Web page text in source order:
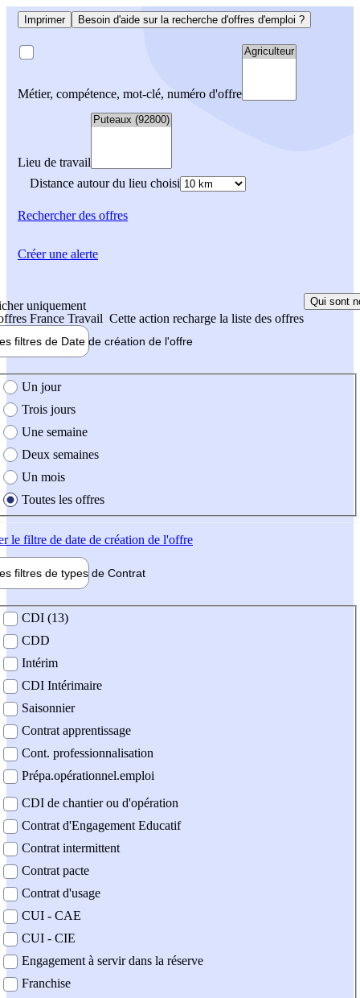
Imprimer Besoin d'aide sur la recherche d'offres d'emploi ?
Métier, compétence, mot-clé, numéro d'offre
Lieu de travail
Distance autour du lieu choisi
Rechercherdes offres
uniquement
France Travail Cette action recharge la liste des offres
Qui sont
filtres de Date de création de l'offre
création de l'offre
Un jour
Trois jours
Une semaine
Deux semaines
Un mois
Toutes les offres
le filtre de date de création de l'offre
filtres de types de Contrat
contrat
CDI (13)
CDD
Intérim
CDI Intérimaire
Saisonnier
Contrat apprentissage
Cont. professionnalisation
Prépa.opérationnel.emploi
CDI de chantier ou d'opération
Contrat d'Engagement Educatif
Contrat intermittent
Contrat pacte
Contrat d'usage
CUI - CAE
CUI - CIE
Engagement à servir dans la réserve
Franchise
Créer une alerte